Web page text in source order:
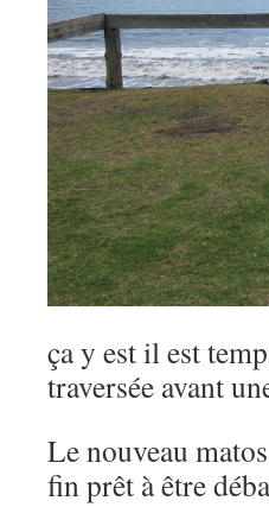
ça y est il est
traversée avant
Le nouveau
fin prêt à être